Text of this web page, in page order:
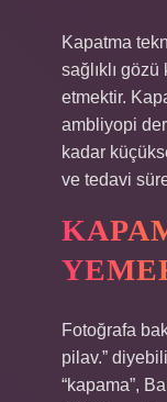
Kapatma
sağlıklı
etmektir.
ambliyopi
kadar
ve tedavi
Fotoğrafa
pilav.”
“kapama”,